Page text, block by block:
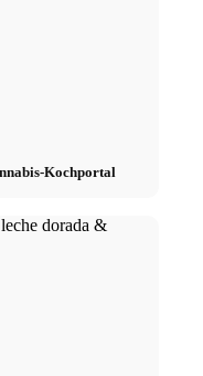
Kochportal